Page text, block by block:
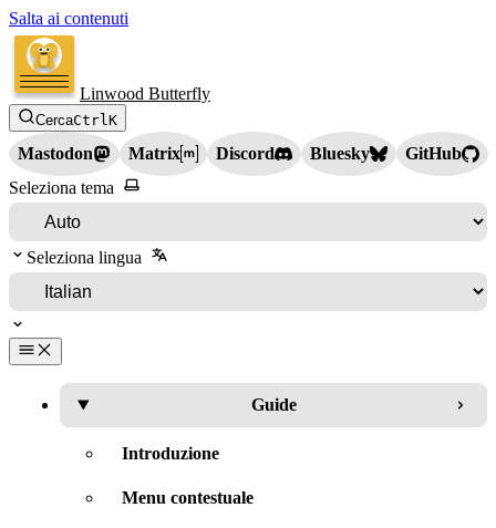
Salta ai contenuti
Linwood Butterfly
CercaCtrlK
Mastodon Matrix Discord Bluesky
GitHub
Seleziona tema
Seleziona lingua
Guide
Introduzione
Menu contestuale